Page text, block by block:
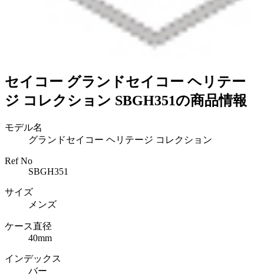
セイコー グランドセイコー ヘリテー
ジ コレクション SBGH351の商品情報
モデル名
グランドセイコー ヘリテージ コレクション
Ref No
SBGH351
サイズ
メンズ
ケース直径
40mm
インデックス
バー